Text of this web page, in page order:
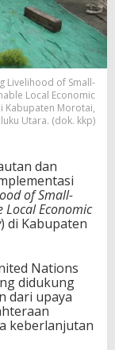
Livelihood of Small-
Local Economic
Kabupaten Morotai,
Utara. (dok. kkp)
dan
of Small-
Local Economic
) di Kabupaten
Nations
didukung
dari upaya
keberlanjutan